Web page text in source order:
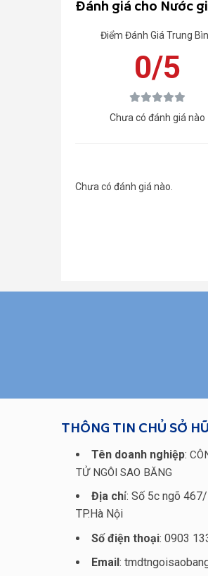
Đánh giá cho Nước
Điểm Đánh Giá Trung
0/5
Chưa có đánh giá nào
Chưa có đánh giá nào.
THÔNG TIN CHỦ SỞ
Tên doanh nghiệp:
TỬ NGÔI SAO BĂNG
Địa chỉ: Số 5c ngõ
TP.Hà Nội
Số điện thoại: 0903
Email :